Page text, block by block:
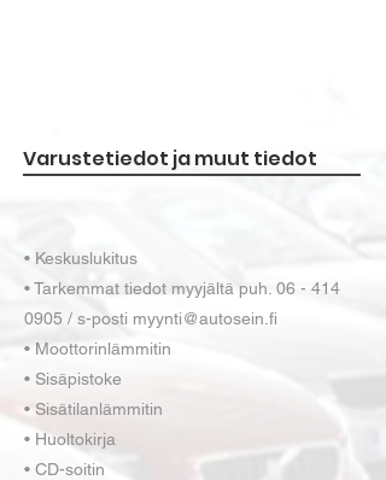
Varustetiedot ja muut tiedot
• Keskuslukitus
• Tarkemmat tiedot myyjältä puh. 06 - 414
0905 / s-posti myynti@autosein.fi
• Moottorinlämmitin
• Sisäpistoke
• Sisätilanlämmitin
• Huoltokirja
• CD-soitin